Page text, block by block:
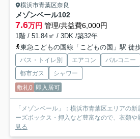
横浜市青葉区奈良
メゾンベール102
7.6万円 管理/共益費6,000円
1階 / 51.84㎡ / 3DK /築32年
東急こどもの国線「こどもの国」駅 徒
バス・トイレ別 エアコン バルコニー
都市ガス
シャワー
敷礼0 即入居可
「メゾンベール」：横浜市青葉区エリアの
ーズボックス・押入など豊富なので、衣類や
見る